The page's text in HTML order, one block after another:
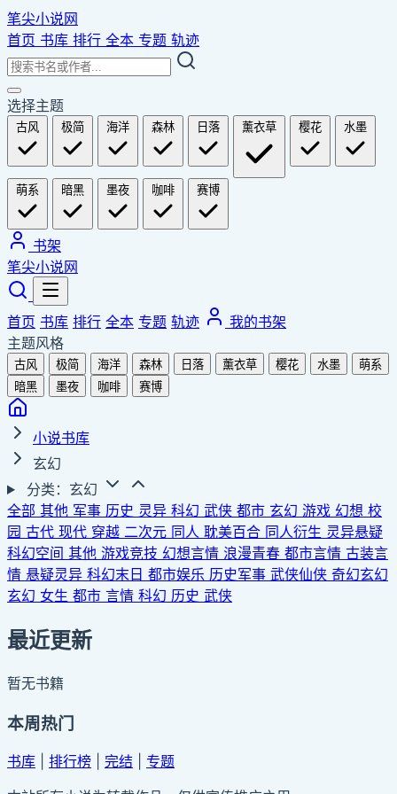
笔尖小说网
首页 书库 排行 全本 专题 轨迹
选择主题
古风 极简 海洋 森林 日落 薰衣草 樱花 水墨
萌系 暗黑 墨夜 咖啡 赛博
书架
笔尖小说网
首页 书库 排行 全本 专题 轨迹
我的书架
主题风格
古风 极简 海洋 森林 日落 薰衣草 樱花 水墨
萌系
暗黑
墨夜 咖啡 赛博
小说书库
玄幻
分类：玄幻
全部 其他 军事 历史 灵异 科幻 武侠 都市 玄幻 游戏 幻想 校
园 古代 现代 穿越 二次元 同人 耽美百合 同人衍生 灵异悬疑
科幻空间 其他 游戏竞技 幻想言情 浪漫青春 都市言情 古装言
情 悬疑灵异 科幻末日 都市娱乐 历史军事 武侠仙侠 奇幻玄幻
玄幻 女生 都市 言情 科幻 历史 武侠
最近更新
暂无书籍
本周热门
书库 排行榜 完结
专题